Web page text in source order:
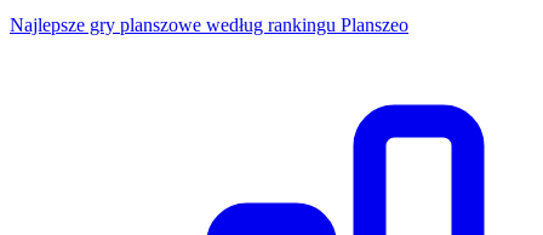
Najlepsze gry planszowe według rankingu Planszeo